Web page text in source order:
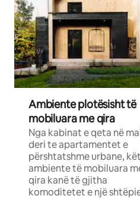
Ambiente plotësisht të
mobiluara me qira
Nga kabinat e qeta në
deri te apartamentet e
përshtatshme urbane,
ambiente të mobiluara
qira kanë të gjitha
komoditetet e një